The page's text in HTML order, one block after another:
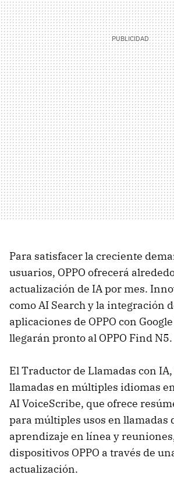
Para satisfacer la creciente
usuarios, OPPO ofrecerá
actualización de IA por mes.
como AI Search y la integración
aplicaciones de OPPO con
llegarán pronto al OPPO Find N5.
El Traductor de Llamadas con
llamadas en múltiples idiomas
AI VoiceScribe, que ofrece
para múltiples usos en llamadas
aprendizaje en línea y
dispositivos OPPO a través de
actualización.